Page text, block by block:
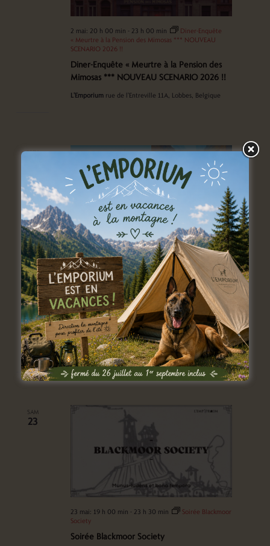
Diner-Enquête « Meurtre à la Pension des
Mimosas *** NOUVEAU SCENARIO 2026 !!
2 mai: 20 h 00 min - 23 h 00 min
Diner-Enquête
« Meurtre à la Pension des Mimosas *** NOUVEAU
SCENARIO 2026 !!
L'Emporium rue de l'Entreville 11A, Lobbes, Belgique
LUN
Stage jeux de rôles pour ados (12-16ans)
4 mai: 13 h 00 min-8 mai: 16 h 00 min
L'Emporiumrue de l'Entreville 11A, Lobbes, Belgique
SAM
23
Soirée Blackmoor Society
23 mai: 19 h 00 min - 23 h 30 min
Soirée Blackmoor
Society